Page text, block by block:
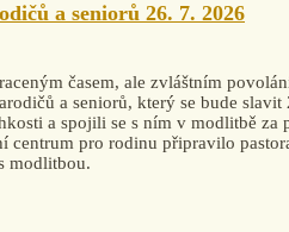
a seniorů 26. 7. 2026
časem, ale zvláštním
a seniorů, který se bude slavit
a spojili se s ním v modlitbě
centrum pro rodinu připravilo
modlitbou.